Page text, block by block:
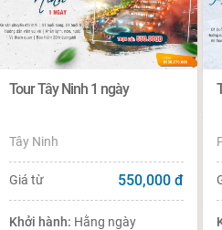
Tour Tây Ninh 1 ngày
Tây Ninh
Giá từ 550,000 đ
Khởi hành: Hằng ngày